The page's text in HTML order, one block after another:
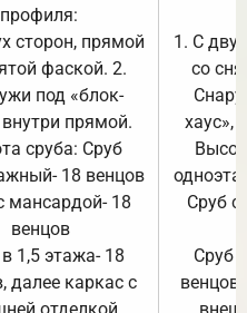
профиля:
сторон, прямой
фаской. 2.
под «блок-
внутри прямой.
сруба: Сруб
18 венцов
мансардой- 18
венцов
1,5 этажа- 18
далее каркас с
отделкой
1. С
со
хаус»,
Сруб с
Сруб